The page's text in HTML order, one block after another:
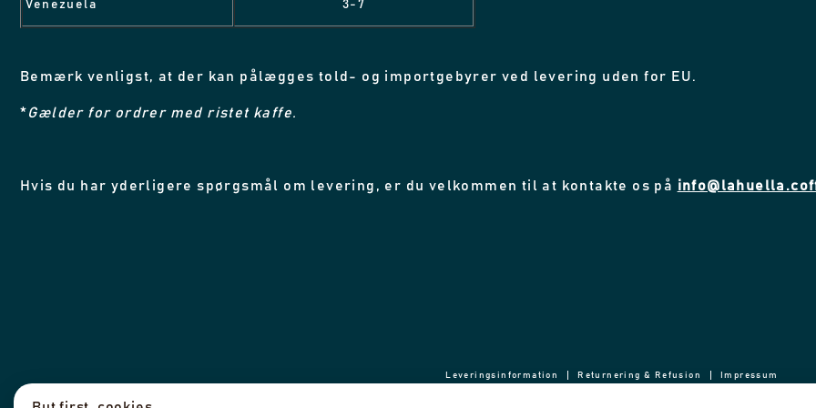
Venezuela 3-7
Bemærk venligst, at der kan pålægges told- og importgebyrer ved levering uden for EU.
*Gælder for ordrer med ristet kaffe.
Hvis du har yderligere spørgsmål om levering, er du velkommen til at kontakte os på
Leveringsinformation Returnering & Refusion
Impressum